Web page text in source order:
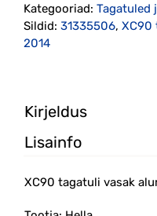
2014
(31335506)
Kategooriad: Tagatuled
Sildid: 31335506, XC90
2014
Kirjeldus
Lisainfo
XC90 tagatuli vasak